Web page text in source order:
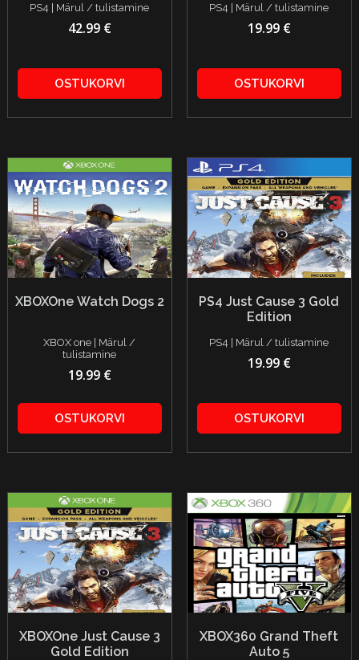
PS4 | Märul / tulistamine
42.99 €
OSTUKORVI
PS4 | Märul / tulistamine
19.99 €
OSTUKORVI
XBOXOne Watch Dogs 2
XBOX one | Märul /
tulistamine
19.99 €
OSTUKORVI
PS4 Just Cause 3 Gold
Edition
PS4 | Märul / tulistamine
19.99 €
OSTUKORVI
XBOXOne Just Cause 3
Gold Edition
XBOX360 Grand Theft
Auto 5